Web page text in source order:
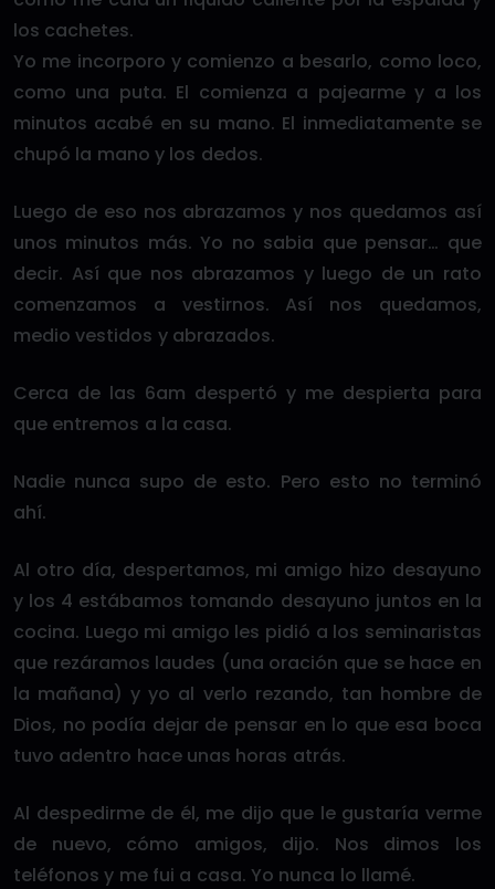
los cachetes.
Yo me incorporo y comienzo a besarlo, como loco,
como una puta. El comienza a pajearme y a los
minutos acabé en su mano. El inmediatamente se
chupó la mano y los dedos.
Luego de eso nos abrazamos y nos quedamos así
unos minutos más. Yo no sabia que pensar… que
decir. Así que nos abrazamos y luego de un rato
comenzamos a vestirnos. Así nos quedamos,
medio vestidos y abrazados.
Cerca de las 6am despertó y me despierta para
que entremos a la casa.
Nadie nunca supo de esto. Pero esto no terminó
ahí.
Al otro día, despertamos, mi amigo hizo desayuno
y los 4 estábamos tomando desayuno juntos en la
cocina. Luego mi amigo les pidió a los seminaristas
que rezáramos laudes (una oración que se hace en
la mañana) y yo al verlo rezando, tan hombre de
Dios, no podía dejar de pensar en lo que esa boca
tuvo adentro hace unas horas atrás.
Al despedirme de él, me dijo que le gustaría verme
de nuevo, cómo amigos, dijo. Nos dimos los
teléfonos y me fui a casa. Yo nunca lo llamé.